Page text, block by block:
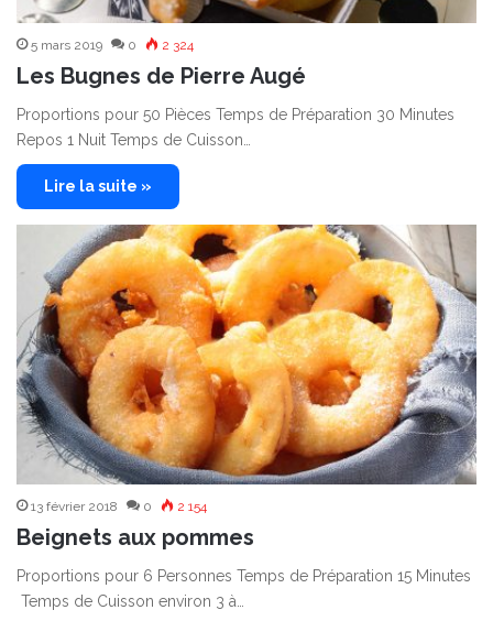
5 mars 2019 0 2 324
Les Bugnes de Pierre Augé
Proportions pour 50 Pièces Temps de Préparation 30 Minutes
Repos 1 Nuit Temps de Cuisson…
Lire la suite »
13 février 2018 0 2 154
Beignets aux pommes
Proportions pour 6 Personnes Temps de Préparation 15 Minutes
Temps de Cuisson environ 3 à…